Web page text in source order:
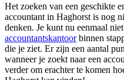
Het zoeken van een geschikte
accountant in Haghorst is nog
denken. Je kunt nu eenmaal
accountantskantoorbinnen
die je ziet. Er zijn een aantal
wanneer je zoekt naar een
verder om erachter te komen